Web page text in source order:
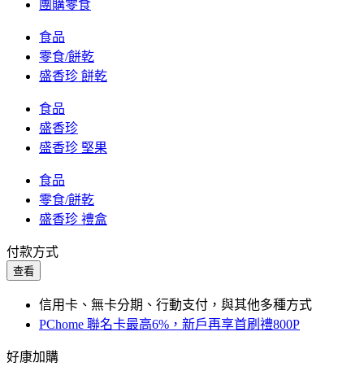
團購零食
食品
零食/餅乾
盛香珍 餅乾
食品
盛香珍
盛香珍 堅果
食品
零食/餅乾
盛香珍 禮盒
付款方式
查看
信用卡、無卡分期、行動支付，與其他多種方式
PChome 聯名卡最高6%，新戶再享首刷禮800P
好康加購